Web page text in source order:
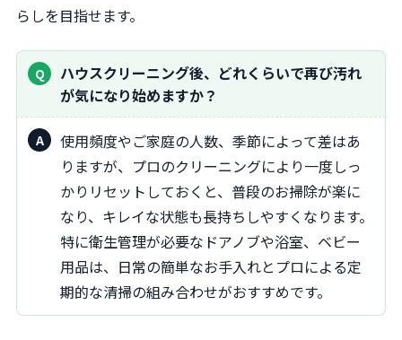
らしを目指せます。
ハウスクリーニング後、どれくらいで再び汚れ
が気になり始めますか？
使用頻度やご家庭の人数、季節によって差はあ
りますが、プロのクリーニングにより一度しっ
かりリセットしておくと、普段のお掃除が楽に
なり、キレイな状態も長持ちしやすくなります。
特に衛生管理が必要なドアノブや浴室、ベビー
用品は、日常の簡単なお手入れとプロによる定
期的な清掃の組み合わせがおすすめです。